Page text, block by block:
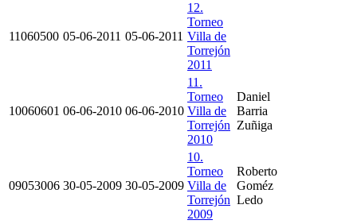
11060500 05-06-2011 05-06-2011
12.
Torneo
Villa de
Torrejón
2011
10060601 06-06-2010 06-06-2010
11.
Torneo
Villa de
Torrejón
2010
Daniel
Barria
Zuñiga
09053006 30-05-2009 30-05-2009
10.
Torneo
Villa de
Torrejón
2009
Roberto
Goméz
Ledo